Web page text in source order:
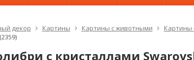
декор Картины Картины с животными Картины
с кристаллами